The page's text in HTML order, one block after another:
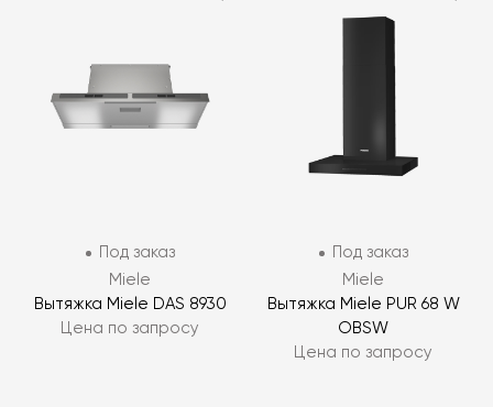
Под заказ
Miele
Вытяжка Miele DAS 8930
Цена по запросу
Под заказ
Miele
Вытяжка Miele PUR 68 W
OBSW
Цена по запросу